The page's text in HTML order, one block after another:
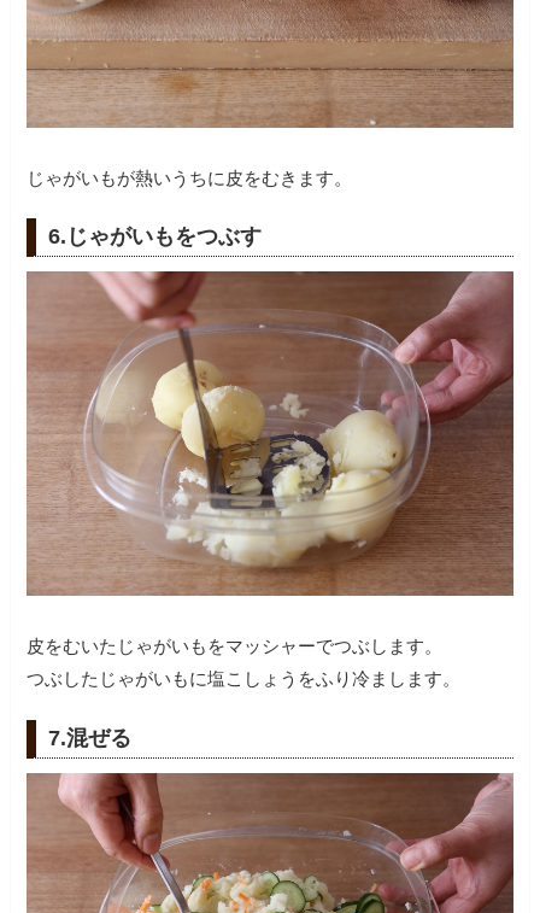
じゃがいもが熱いうちに皮をむきます。
6.じゃがいもをつぶす
皮をむいたじゃがいもをマッシャーでつぶします。
つぶしたじゃがいもに塩こしょうをふり冷まします。
7.混ぜる